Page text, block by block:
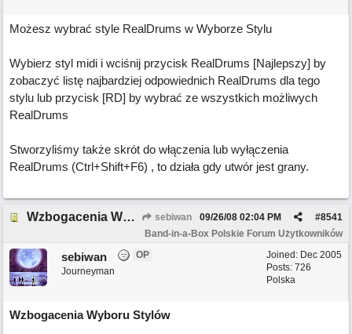
Możesz wybrać style RealDrums w Wyborze Stylu
Wybierz styl midi i wciśnij przycisk RealDrums [Najlepszy] by
zobaczyć listę najbardziej odpowiednich RealDrums dla tego
stylu lub przycisk [RD] by wybrać ze wszystkich możliwych
RealDrums
Stworzyliśmy także skrót do włączenia lub wyłączenia
RealDrums (Ctrl+Shift+F6) , to działa gdy utwór jest grany.
Wzbogacenia Wyboru Stylów sebiwan #8541
09/26/08 02:04 PM
Band-in-a-Box Polskie Forum Użytkowników
Joined: Dec 2005
Posts: 726
Polska
sebiwan
OP
Journeyman
Wzbogacenia Wyboru Stylów